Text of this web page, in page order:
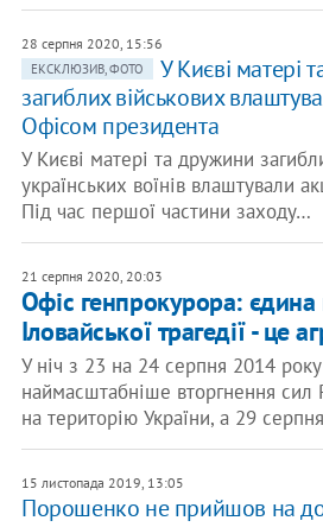
28 серпня 2020, 15:56
ЕКСКЛЮЗИВ, ФОТО
У Києві матері
загиблих військових
Офісом президента
У Києві матері та дружини
українських воїнів влаштували
Під час першої частини заходу…
21 серпня 2020, 20:03
Офіс генпрокурора:
Іловайської трагедії - це
У ніч з 23 на 24 серпня 2014 року
наймасштабніше вторгнення сил
на територію України, а 29
15 листопада 2019, 13:05
Порошенко не прийшов на